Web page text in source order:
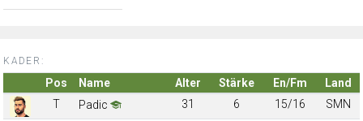
KADER:
Pos Name Alter Stärke En/Fm
Land
T
Padic 31 6 15/16
SMN